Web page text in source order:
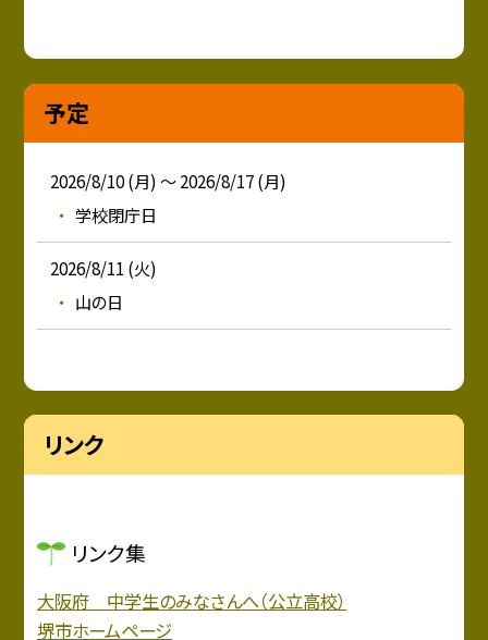
予定
2026/8/10 (月) ～ 2026/8/17 (月)
学校閉庁日
2026/8/11 (火)
山の日
リンク
リンク集
大阪府 中学生のみなさんへ（公立高校）
堺市ホームページ